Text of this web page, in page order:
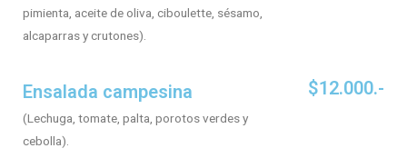
pimienta, aceite de oliva, ciboulette, sésamo,
alcaparras y crutones).
Ensalada campesina
(Lechuga, tomate, palta, porotos verdes y
cebolla).
$12.000.-